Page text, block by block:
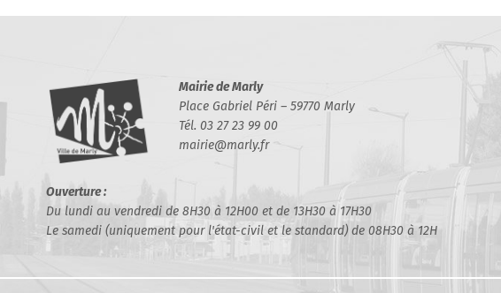
Mairie de Marly
Place Gabriel Péri – 59770 Marly
Tél. 03 27 23 99 00
mairie@marly.fr
Ouverture :
Du lundi au vendredi de 8H30 à 12H00 et de 13H30 à 17H30
Le samedi (uniquement pour l'état-civil et le standard) de 08H30 à 12H